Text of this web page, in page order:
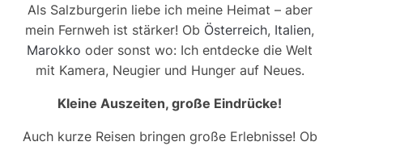
Als Salzburgerin liebe ich meine Heimat – aber
mein Fernweh ist stärker! Ob Österreich, Italien,
Marokko oder sonst wo: Ich entdecke die Welt
mit Kamera, Neugier und Hunger auf Neues.
Kleine Auszeiten, große Eindrücke!
Auch kurze Reisen bringen große Erlebnisse! Ob